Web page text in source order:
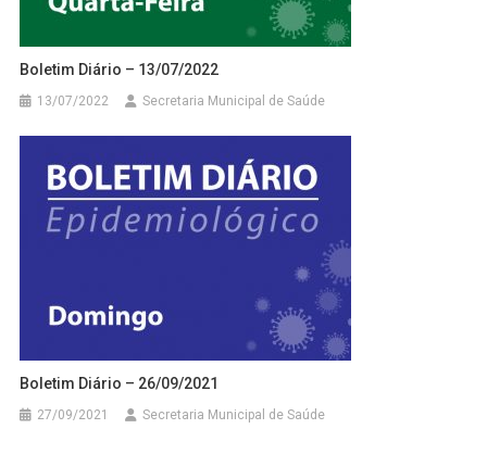
Boletim Diário – 13/07/2022
13/07/2022 Secretaria Municipal de Saúde
Boletim Diário – 26/09/2021
27/09/2021 Secretaria Municipal de Saúde